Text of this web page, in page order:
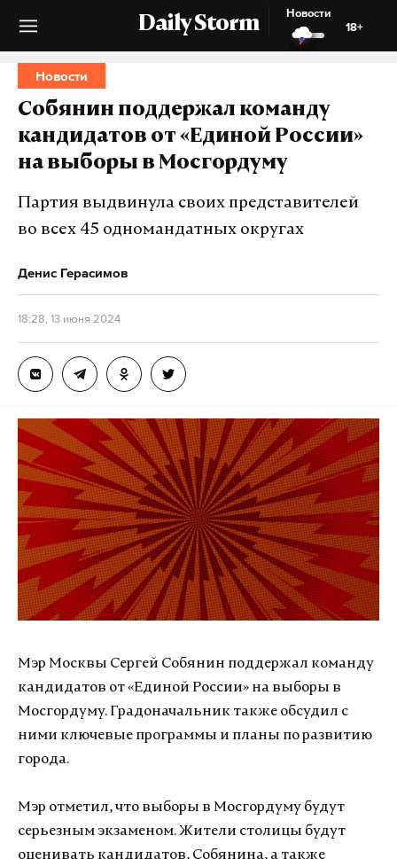
Daily Storm
Новости
18+
Новости
Собянин поддержал команду
кандидатов от «Единой России»
на выборы в Мосгордуму
Партия выдвинула своих представителей
во всех 45 одномандатных округах
Денис Герасимов
18:28, 13 июня 2024
Мэр Москвы Сергей Собянин поддержал команду
кандидатов от «Единой России» на выборы в
Мосгордуму. Градоначальник также обсудил с
ними ключевые программы и планы по развитию
города.
Мэр отметил, что выборы в Мосгордуму будут
серьезным экзаменом. Жители столицы будут
оценивать кандидатов, Собянина, а также